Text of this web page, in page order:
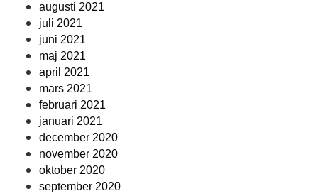
augusti 2021
juli 2021
juni 2021
maj 2021
april 2021
mars 2021
februari 2021
januari 2021
december 2020
november 2020
oktober 2020
september 2020